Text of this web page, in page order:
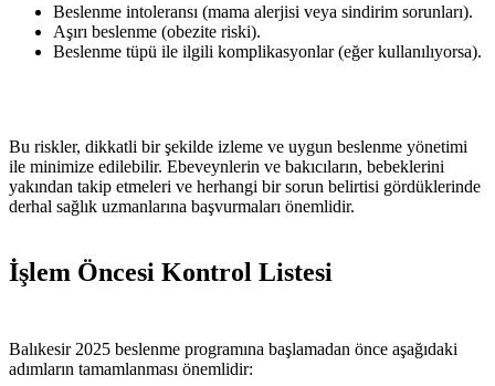
Beslenme intoleransı (mama alerjisi veya sindirim sorunları).
Aşırı beslenme (obezite riski).
Beslenme tüpü ile ilgili komplikasyonlar (eğer kullanılıyorsa).
Bu riskler, dikkatli bir şekilde izleme ve uygun beslenme yönetimi
ile minimize edilebilir. Ebeveynlerin ve bakıcıların, bebeklerini
yakından takip etmeleri ve herhangi bir sorun belirtisi gördüklerinde
derhal sağlık uzmanlarına başvurmaları önemlidir.
İşlem Öncesi Kontrol Listesi
Balıkesir 2025 beslenme programına başlamadan önce aşağıdaki
adımların tamamlanması önemlidir: